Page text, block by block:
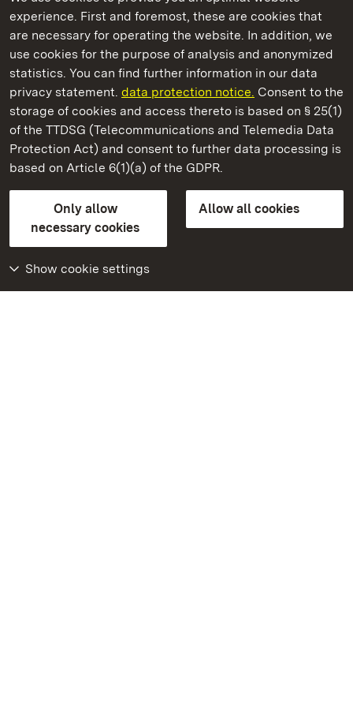
experience. First and foremost, these are cookies that
are necessary for operating the website. In addition, we
use cookies for the purpose of analysis and anonymized
statistics. You can find further information in our data
privacy statement. data protection notice. Consent to the
storage of cookies and access thereto is based on § 25(1)
of the TTDSG (Telecommunications and Telemedia Data
Protection Act) and consent to further data processing is
based on Article 6(1)(a) of the GDPR.
Only allow
necessary cookies
Allow all cookies
Show cookie settings
State Palaces and Gardens of Baden-Wuerttemberg
Staatliche Schlösser und Gärten Baden‑Württemberg
State Palaces and Gardens of Baden-Wuerttemberg
Contact usFAQMasthead
Declaration on barrier-free access
BITV-konform (geprüfte Seiten)